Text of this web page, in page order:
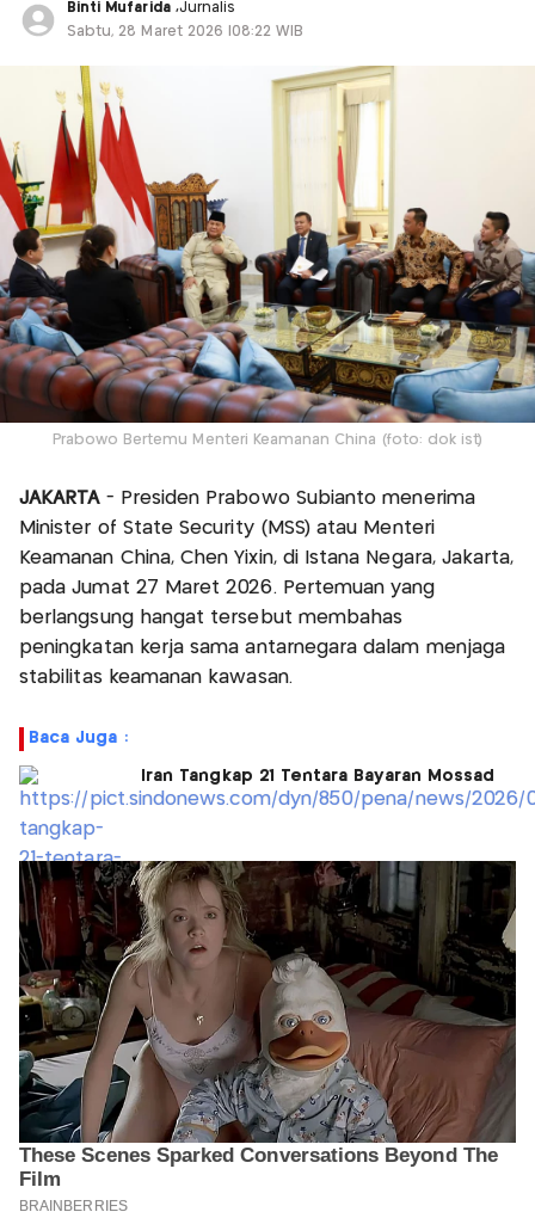
Binti Mufarida ,Jurnalis
Sabtu, 28 Maret 2026 |08:22 WIB
Prabowo Bertemu Menteri Keamanan China (foto: dok ist)
JAKARTA- Presiden Prabowo Subianto menerima
Minister of State Security (MSS) atau Menteri
Keamanan China, Chen Yixin, di Istana Negara, Jakarta,
pada Jumat 27 Maret 2026. Pertemuan yang
berlangsung hangat tersebut membahas
peningkatan kerja sama antarnegara dalam menjaga
stabilitas keamanan kawasan.
Baca Juga :
Iran Tangkap 21 Tentara Bayaran Mossad